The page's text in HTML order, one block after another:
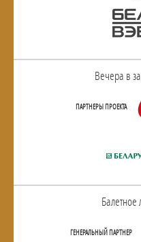
Вечера в
ПАРТНЕРЫ ПРОЕКТА
ГЕНЕРАЛЬНЫЙ ПАРТНЕР